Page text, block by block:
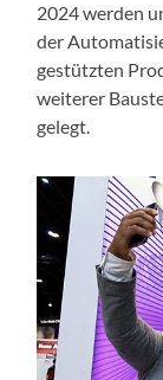
2024 werden
der
gestützten
weiterer
gelegt.